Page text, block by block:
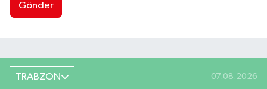
Gönder
TRABZON 07.08.2026